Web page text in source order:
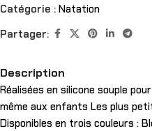
Catégorie : Natation
Partager:
Description
Réalisées en silicone souple
même aux enfants Les plus
Disponibles en trois couleurs :